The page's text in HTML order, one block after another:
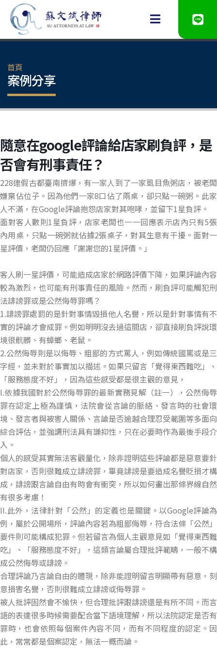
首頁
案例分享
隨意在google評論給店家刷負評，是
否會有刑事責任？
228連假古都臺南擠爆，有一家人到了一家虱目魚粥店，被老闆
嫌棄佔位子。因為他們一家8口佔了兩桌，卻只點一碗粥。此家
人不滿，在Google評論抱怨店家對其咆哮，並留下1星負評。
面對客人數則1星負評，店家老闆也一一回應表示店內只有5張
內用桌，只點一碗粥就佔據2張桌子，對其生意有干擾。面對一
星評價，老闆仍回應「謝謝您的1星評價。」
客人刷一星評價，可能造成店家於網路評價下降，如果評論內容
較為激烈，也可能有刑事責任的風險。然而，刷負評可能觸犯刑
法誹謗罪或是公然侮辱罪嗎？
1.誹謗罪處罰的是針對事情毀損他人名譽，所以是針對事情有不
實的評論才會成罪。例如明明沒去過這間店，卻直接刷負評說環
境很骯髒、有蟑螂、老鼠。
2.公然侮辱則是以侮辱、粗鄙的方式罵人，例如傳統國罵或是三
字經，並未對於事實加以描述。如果只留言「覺得東西難吃」、
「服務態度不好」，因為這些感受都是很主觀的意見，
I.依據我國對於公然侮辱罪的最新實務見解（註一），公然侮辱
罪在認定上極為謹慎，法院會從言論的脈絡、發言時的社會環
境、發言者與被害人關係、言論是否逾越合理忍受範圍等多面向
綜合評估，並強調刑法具有謙抑性，只在必要時作為最後手段介
入。
個人的感受其實無法客觀量化，除非證明這些評論都是惡意要針
對店家，否則很難成立誹謗罪，畢竟誹謗是要造成名譽貶損才構
成，誹謗跟言論自由有時會有衝突，所以如何畫出那條界線自然
有很多考慮！
II.此外，法律針對「公然」的定義也是關鍵。以Google評論為
例，屬於公開場所，評論內容若為粗鄙侮辱，符合法條「公然」
要件則可能構成犯罪。但若留言為個人主觀意見如「覺得東西難
吃」、「服務態度不好」，這類言論屬合理批評範疇，一般不構
成公然侮辱或誹謗。
合理評論乃言論自由的體現，除非能證明留言明顯帶有惡意，刻
意損害名譽，否則很難成立誹謗或侮辱罪。
被人批評固然會不愉快，但合理批評跟誹謗還是有所不同。而言
語的表達很多時候需要配合當下語境理解，所以法院認定是否有
罪時，也會依照每個案件內容不同，而有不同程度的認定。因
此，常常都是個案認定，無法一概而論。